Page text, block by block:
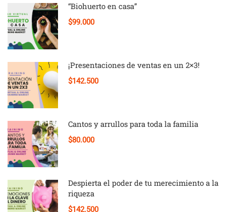
“Biohuerto en casa”
$99.000
¡Presentaciones de ventas en un 2×3!
$142.500
Cantos y arrullos para toda la familia
$80.000
Despierta el poder de tu merecimiento a la
riqueza
$142.500